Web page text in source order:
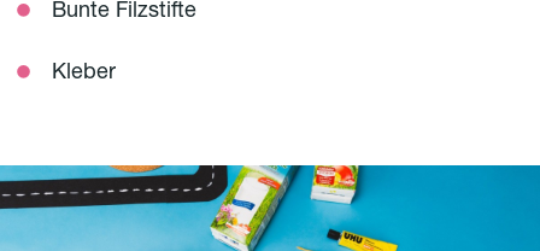
Bunte Filzstifte
Kleber